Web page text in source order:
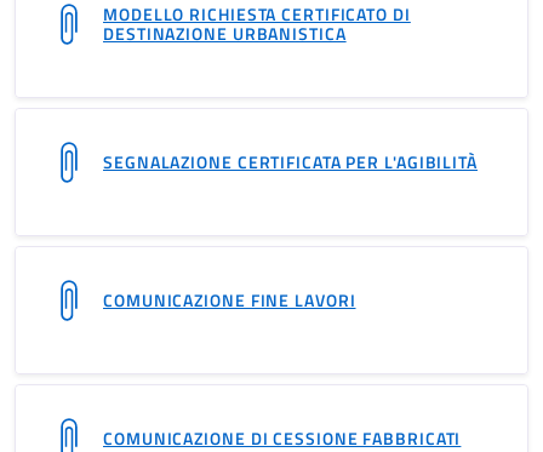
MODELLO RICHIESTA CERTIFICATO DI
DESTINAZIONE URBANISTICA
SEGNALAZIONE CERTIFICATA PER L'AGIBILITÀ
COMUNICAZIONE FINE LAVORI
COMUNICAZIONE DI CESSIONE FABBRICATI